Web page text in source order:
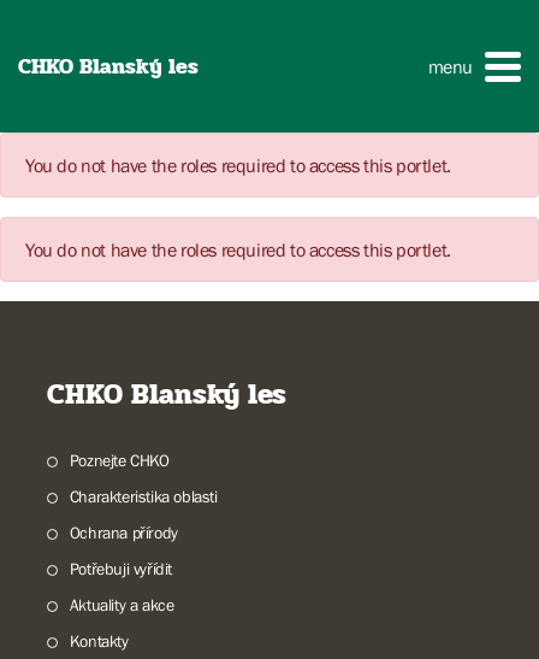
CHKO Blanský les menu
You do not have the roles required to access this portlet.
You do not have the roles required to access this portlet.
CHKO Blanský les
Poznejte CHKO
Charakteristika oblasti
Ochrana přírody
Potřebuji vyřídit
Aktuality a akce
Kontakty